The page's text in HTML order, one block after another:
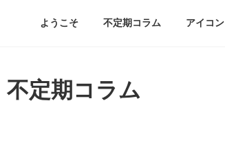
ようこそ 不定期コラム アイコン
不定期コラム